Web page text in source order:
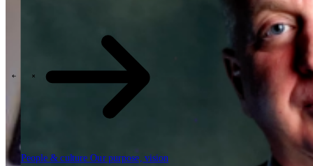
People & culture Our purpose, vision
Our frameworksOur webinars
Industries